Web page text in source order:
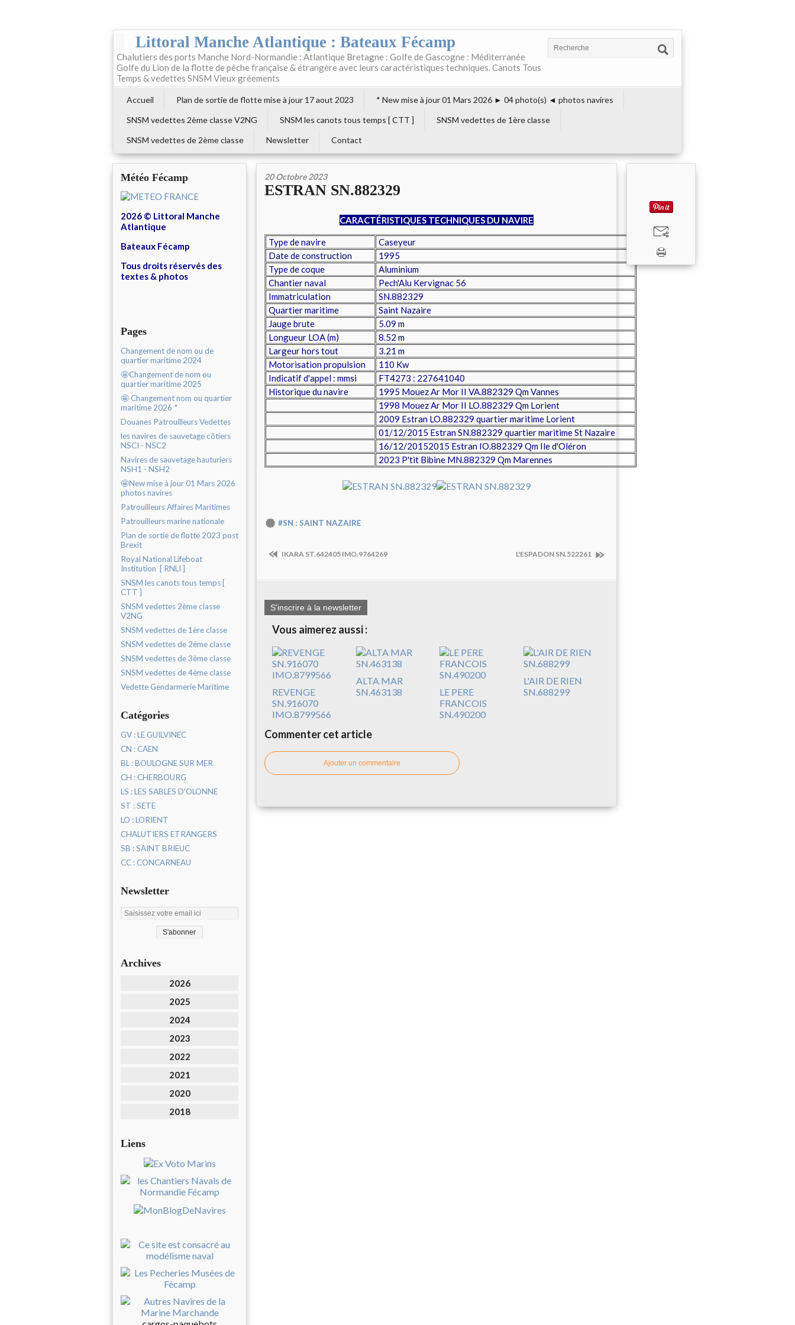
Littoral Manche Atlantique : Bateaux Fécamp
Chalutiers des ports Manche Nord-Normandie : Atlantique Bretagne : Golfe de Gascogne : Méditerranée
Golfe du Lion de la flotte de pêche française & étrangère avec leurs caractéristiques techniques. Canots Tous
Temps & vedettes SNSM Vieux gréements
Accueil Plan de sortie de flotte mise à jour 17 aout 2023
* New mise à jour 01 Mars 2026 ► 04 photo(s) ◄ photos navires
SNSM vedettes 2ème classe V2NG
SNSM les canots tous temps [ CTT ]
SNSM vedettes de 1ère classe
SNSM vedettes de 2ème classe
Newsletter Contact
Météo Fécamp
2026 © Littoral Manche
Atlantique
Bateaux Fécamp
Tous droits réservés des
textes & photos
Pages
Changement de nom ou de
quartier maritime 2024
🤩Changement de nom ou
quartier maritime 2025
🤩 Changement nom ou quartier
maritime 2026 *
Douanes Patrouilleurs Vedettes
les navires de sauvetage côtiers
NSCI - NSC2
Navires de sauvetage hauturiers
NSH1 - NSH2
🤩New mise à jour 01 Mars 2026
photos navires
Patrouilleurs Affaires Maritimes
Patrouilleurs marine nationale
Plan de sortie de flotte 2023 post
Brexit
Royal National Lifeboat
Institution [ RNLI ]
SNSM les canots tous temps [
CTT ]
SNSM vedettes 2ème classe
V2NG
SNSM vedettes de 1ère classe
SNSM vedettes de 2ème classe
SNSM vedettes de 3ème classe
SNSM vedettes de 4ème classe
Vedette Gendarmerie Maritime
Catégories
GV : LE GUILVINEC
CN : CAEN
BL : BOULOGNE SUR MER
CH : CHERBOURG
LS : LES SABLES D'OLONNE
ST : SETE
LO : LORIENT
CHALUTIERS ETRANGERS
SB : SAINT BRIEUC
CC : CONCARNEAU
Newsletter
Archives
2026
2025
2024
2023
2022
2021
2020
2018
Liens
20 Octobre 2023
ESTRAN SN.882329
CARACTÉRISTIQUES TECHNIQUES DU NAVIRE
Type de navire
Caseyeur
Date de construction
1995
Type de coque
Aluminium
Chantier naval
Pech'Alu Kervignac 56
Immatriculation
SN.882329
Quartier maritime
Saint Nazaire
Jauge brute
5.09 m
Longueur LOA (m)
8.52 m
Largeur hors tout
3.21 m
Motorisation propulsion
110 Kw
Indicatif d'appel : mmsi
FT4273 : 227641040
Historique du navire
1995 Mouez Ar Mor II VA.882329 Qm Vannes
1998 Mouez Ar Mor II LO.882329 Qm Lorient
2009 Estran LO.882329 quartier maritime Lorient
01/12/2015 Estran SN.882329 quartier maritime St Nazaire
16/12/20152015 Estran IO.882329 Qm Ile d'Oléron
2023 P'tit Bibine MN.882329 Qm Marennes
#SN : SAINT NAZAIRE
IKARA ST.642405 IMO.9764269 L'ESPADON SN.522261
S'inscrire à la newsletter
Vous aimerez aussi :
REVENGE
SN.916070
IMO.8799566
ALTA MAR
SN.463138
LE PERE
FRANCOIS
SN.490200
L'AIR DE RIEN
SN.688299
Commenter cet article
Ajouter un commentaire